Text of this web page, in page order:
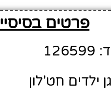
פרטים
ילדים חט'לון